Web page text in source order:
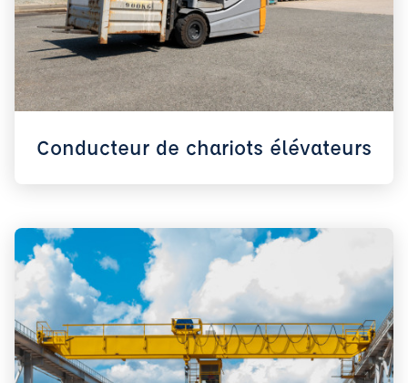
Conducteur de chariots élévateurs